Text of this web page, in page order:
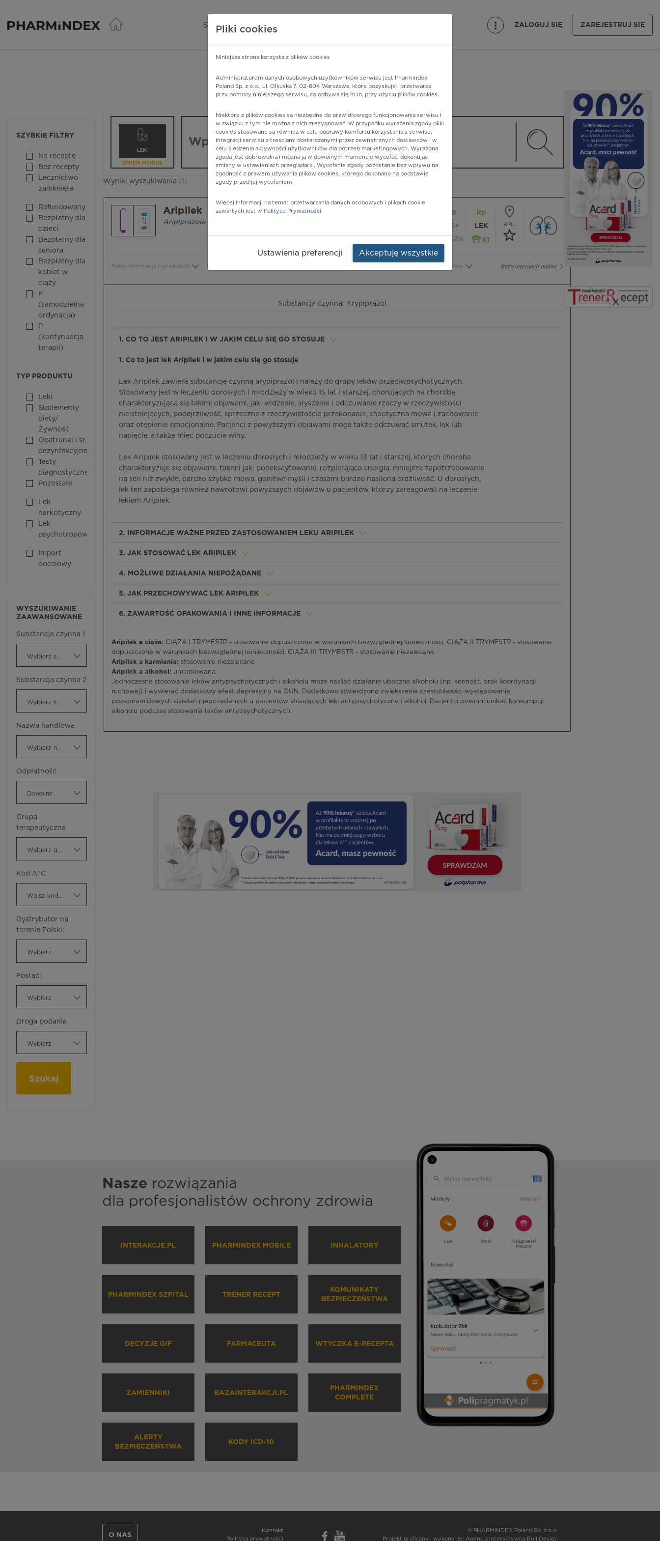
Pharmindex - lider wiedzy o lekach
SERWISY PHARMINDEX ZALOGUJ SIĘ ZAREJESTRUJ SIĘ
SZYBKIE FILTRY
Na receptę
Bez recepty
Lecznictwo
zamknięte
Refundowany
Bezpłatny dla
dzieci
Bezpłatny dla
seniora
Bezpłatny dla
kobiet w
ciąży
P
(samodzielna
ordynacja)
P
(kontynuacja
terapii)
TYP PRODUKTU
Leki
Suplementy
diety/
Żywność
Opatrunki i śr.
dezynfekcyjne
Testy
diagnostyczne
Pozostałe
Lek
narkotyczny
Lek
psychotropowy
Import
docelowy
WYSZUKIWANIE
ZAAWANSOWANE
Substancja czynna 1
Substancja czynna 2
Nazwa handlowa
Odpłatność
Dowolna
Grupa
terapeutyczna
Kod ATC
Dystrybutor na
terenie Polski:
Wybierz
Postać:
Wybierz
Droga podania
Wybierz
Szukaj
Pharmindex
lider wiedzy o lekach
LEKI
ZMIEŃ MODUŁ
Wpisz nazwę lub substancję czynną
Wyniki wyszukiwania (1)
Aripilek
Aripiprazole
Postać:tabl.
18
65+
CIĄŻA
Rp
LEK
KML
Baza interakcji online
Pełna informacja o produkcie Inne
Substancja czynna: Arypiprazol
1. CO TO JEST ARIPILEK I W JAKIM CELU SIĘ GO STOSUJE
1. Co to jest lek Aripilek i w jakim celu się go stosuje
Lek Aripilek zawiera substancję czynną arypiprazol i należy do grupy leków przeciwpsychotycznych.
Stosowany jest w leczeniu dorosłych i młodzieży w wieku 15 lat i starszej, chorujących na chorobę
charakteryzującą się takimi objawami, jak: widzenie, słyszenie i odczuwanie rzeczy w rzeczywistości
nieistniejących, podejrzliwość, sprzeczne z rzeczywistością przekonania, chaotyczna mowa i zachowanie
oraz otępienie emocjonalne. Pacjenci z powyższymi objawami mogą także odczuwać smutek, lęk lub
napięcie, a także mieć poczucie winy.
Lek Aripilek stosowany jest w leczeniu dorosłych i młodzieży w wieku 13 lat i starszej, których choroba
charakteryzuje się objawami, takimi jak: podekscytowanie, rozpierająca energia, mniejsze zapotrzebowanie
na sen niż zwykle, bardzo szybka mowa, gonitwa myśli i czasami bardzo nasilona drażliwość. U dorosłych,
lek ten zapobiega również nawrotowi powyższych objawów u pacjentów, którzy zareagowali na leczenie
lekiem Aripilek.
2. INFORMACJE WAŻNE PRZED ZASTOSOWANIEM LEKU ARIPILEK
3. JAK STOSOWAĆ LEK ARIPILEK
4. MOŻLIWE DZIAŁANIA NIEPOŻĄDANE
5. JAK PRZECHOWYWAĆ LEK ARIPILEK
6. ZAWARTOŚĆ OPAKOWANIA I INNE INFORMACJE
Aripilek a ciąża: CIĄŻA I TRYMESTR - stosowanie dopuszczone w warunkach bezwzględnej konieczności, CIĄŻA II TRYMESTR - stosowanie
dopuszczone w warunkach bezwzględnej konieczności, CIĄŻA III TRYMESTR - stosowanie niezalecane
Aripilek a karmienie: stosowanie niezalecane
Aripilek a alkohol: umiarkowana
Jednoczesne stosowanie leków antypsychotycznych i alkoholu może nasilać działanie uboczne alkoholu (np. senność, brak koordynacji
ruchowej) i wywierać dodatkowy efekt depresyjny na OUN. Dodatkowo stwierdzono zwiększenie częstotliwości występowania
pozapiramidowych działań niepożądanych u pacjentów stosujących leki antypsychotyczne i alkohol. Pacjentci powinni unikać konsumpcji
alkoholu podczas stosowania leków antypsychotycznych.
Nasze rozwiązania
dla profesjonalistów ochrony zdrowia
INTERAKCJE.PL PHARMINDEX MOBILE INHALATORY
PHARMINDEX SZPITAL TRENER RECEPT
KOMUNIKATY
BEZPIECZEŃSTWA
DECYZJE GIF FARMACEUTA WTYCZKA E-RECEPTA
ZAMIENNIKI BAZAINTERAKCJI.PL
PHARMINDEX
COMPLETE
ALERTY
BEZPIECZEŃSTWA
KODY ICD-10
O NAS
Kontakt
Polityka prywatności
© PHARMINDEX Poland Sp. z o.o.
Projekt graficzny i wykonanie: Agencja Interaktywna Bull Design
Pliki cookies
Niniejsza strona korzysta z plików cookies
Administratorem danych osobowych użytkowników serwisu jest Pharmindex
Poland Sp. z o.o., ul. Olkuska 7, 02-604 Warszawa, które pozyskuje i przetwarza
przy pomocy niniejszego serwisu, co odbywa się m.in. przy użyciu plików cookies.
Niektóre z plików cookies są niezbędne do prawidłowego funkcjonowania serwisu i
w związku z tym nie można z nich zrezygnować. W przypadku wyrażenia zgody pliki
cookies stosowane są również w celu poprawy komfortu korzystania z serwisu,
integracji serwisu z treściami dostarczanymi przez zewnętrznych dostawców i w
celu śledzenia aktywności użytkowników dla potrzeb marketingowych. Wyrażona
zgoda jest dobrowolna i można ją w dowolnym momencie wycofać, dokonując
zmiany w ustawieniach przeglądarki. Wycofanie zgody pozostanie bez wpływu na
zgodność z prawem używania plików cookies, którego dokonano na podstawie
zgody przed jej wycofaniem.
Więcej informacji na temat przetwarzania danych osobowych i plikach cookie
zawartych jest w Polityce Prywatności.
Ustawienia preferencji Akceptuję wszystkie